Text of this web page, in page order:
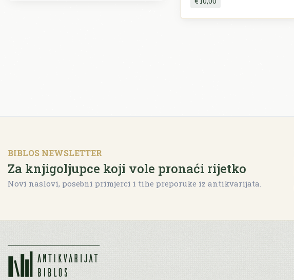
BIBLOS NEWSLETTER
Za knjigoljupce koji vole pronaći rijetko
Novi naslovi, posebni primjerci i tihe preporuke iz antikvarijata.